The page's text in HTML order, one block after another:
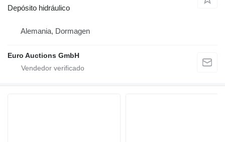
Depósito hidráulico
Alemania, Dormagen
Euro Auctions GmbH